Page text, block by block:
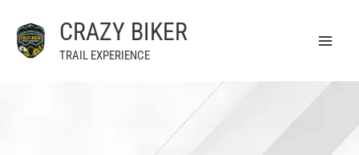
contenu
CRAZY BIKER
TRAIL EXPERIENCE